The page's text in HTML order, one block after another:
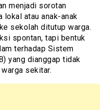
menjadi sorotan
atau anak-anak
sekolah ditutup warga.
spontan, tapi bentuk
terhadap Sistem
yang dianggap tidak
sekitar.